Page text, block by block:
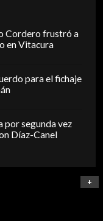
Cordero frustró a
en Vitacura
para el fichaje
por segunda vez
Díaz-Canel
+